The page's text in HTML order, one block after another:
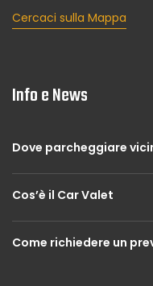
Cercaci sulla Mappa
Info e News
Dove parcheggiare
Cos’è il Car Valet
Come richiedere un